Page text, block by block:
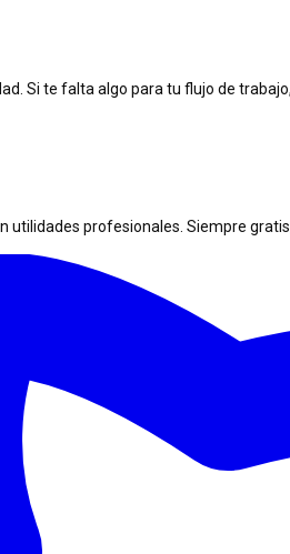
Si te falta algo para tu flujo de trabajo,
utilidades profesionales. Siempre